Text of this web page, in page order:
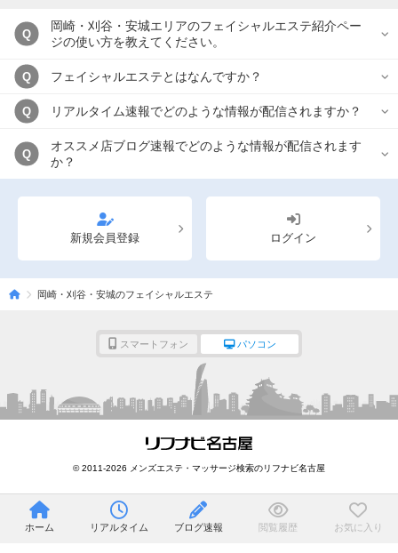
Q
岡崎・刈谷・安城エリアのフェイシャルエステ紹介ペー
ジの使い方を教えてください。
Q フェイシャルエステとはなんですか？
Q リアルタイム速報でどのような情報が配信されますか？
Q
オススメ店ブログ速報でどのような情報が配信されます
か？
新規会員登録 ログイン
岡崎・刈谷・安城のフェイシャルエステ
スマートフォン パソコン
© 2011-2026 メンズエステ・マッサージ検索のリフナビ名古屋
ホーム リアルタイム ブログ速報 閲覧履歴 お気に入り